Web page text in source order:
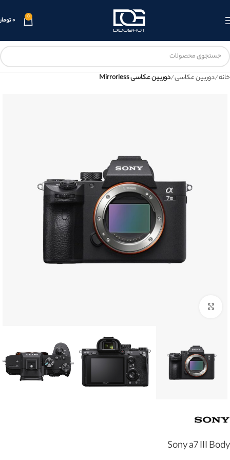
0 ۰
خانه دوربین عکاسی دوربین عکاسی Mirrorless
Sony a7 III Body